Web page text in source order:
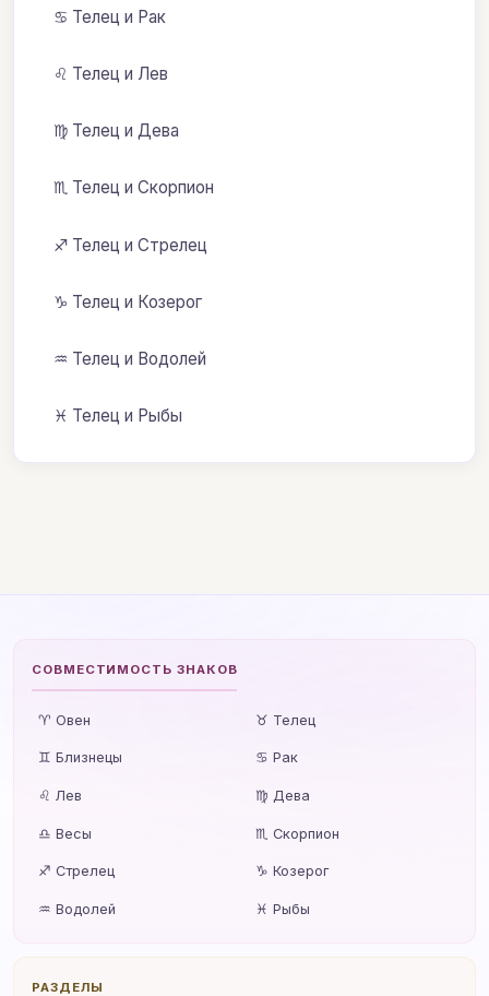
♋ Телец и Рак
♌ Телец и Лев
♍ Телец и Дева
♏ Телец и Скорпион
♐ Телец и Стрелец
♑ Телец и Козерог
♒ Телец и Водолей
♓ Телец и Рыбы
СОВМЕСТИМОСТЬ ЗНАКОВ
♈ Овен ♉ Телец
♊ Близнецы ♋ Рак
♌ Лев ♍ Дева
♎ Весы ♏ Скорпион
♐ Стрелец ♑ Козерог
♒ Водолей ♓ Рыбы
РАЗДЕЛЫ